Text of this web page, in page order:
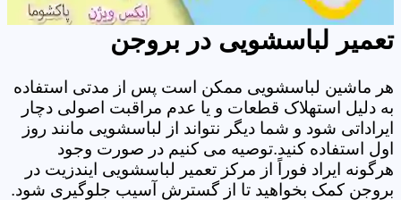
تعمیر لباسشویی در بروجن
هر ماشین لباسشویی ممکن است پس از مدتی استفاده
به دلیل استهلاک قطعات و یا عدم مراقبت اصولی دچار
ایراداتی شود و شما دیگر نتواند از لباسشویی مانند روز
اول استفاده کنید.توصیه می کنیم در صورت وجود
هرگونه ایراد فوراً از مرکز تعمیر لباسشویی ایندزیت در
بروجن کمک بخواهید تا از گسترش آسیب جلوگیری شود.